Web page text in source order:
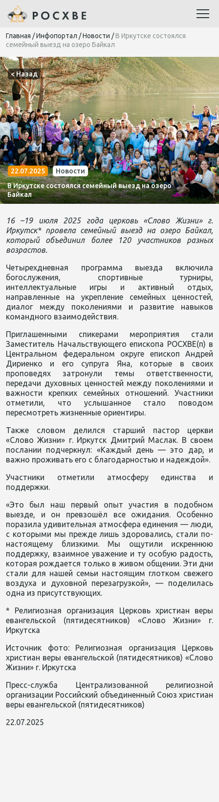
Главная /Инфопортал /Новости /В Иркутске состоялся
семейный выезд на озеро Байкал
< Назад
22.07.2025
Новости
В Иркутске состоялся семейный выезд на озеро
Байкал
16
–19 июля 2025 года церковь «Слово Жизни» г.
Иркутск* провела семейный выезд на озеро Байкал,
который объединил более 120 участников разных
возрастов.
Четырехдневная программа выезда включила
богослужения, спортивные турниры,
интеллектуальные игры и активный отдых,
направленные на укрепление семейных ценностей,
диалог между поколениями и развитие навыков
командного взаимодействия.
Приглашенными спикерами мероприятия стали
Заместитель Начальствующего епископа РОСХВЕ(п) в
Центральном федеральном округе епископ Андрей
Дириенко и его супруга Яна, которые в своих
проповедях затронули темы ответственности,
передачи духовных ценностей между поколениями и
важности крепких семейных отношений. Участники
отметили, что услышанное стало поводом
пересмотреть жизненные ориентиры.
Также словом делился старший пастор церкви
«Слово Жизни» г. Иркутск Дмитрий Маслак. В своем
послании подчеркнул: «Каждый день — это дар, и
важно проживать его с благодарностью и надеждой».
Участники отметили атмосферу единства и
поддержки.
«Это был наш первый опыт участия в подобном
выезде, и он превзошёл все ожидания. Особенно
поразила удивительная атмосфера единения — люди,
с которыми мы прежде лишь здоровались, стали по-
настоящему близкими. Мы ощутили искреннюю
поддержку, взаимное уважение и ту особую радость,
которая рождается только в живом общении. Эти дни
стали для нашей семьи настоящим глотком свежего
воздуха и духовной перезагрузкой», — поделилась
одна из присутствующих.
*
Религиозная организация Церковь христиан веры
евангельской (пятидесятников) «Слово Жизни» г.
Иркутска
Источник фото: Религиозная организация Церковь
христиан веры евангельской (пятидесятников) «Слово
Жизни» г. Иркутска
Пресс-служба Централизованной религиозной
организации Российский объединенный Союз христиан
веры евангельской (пятидесятников)
22.07.2025